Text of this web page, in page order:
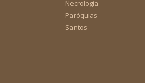
Necrologia
Paróquias
Santos